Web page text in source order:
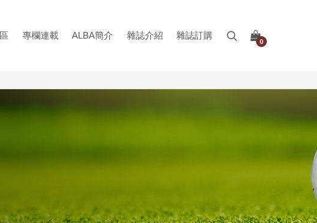
專欄連載 ALBA簡介 雜誌介紹 雜誌訂購
0